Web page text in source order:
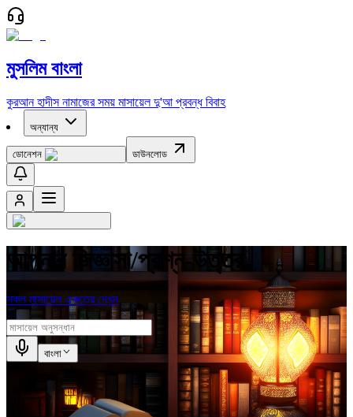
মুসলিম বাংলা
কুরআন হাদীস নামাজের সময় মাসায়েল দু'আ প্রবন্ধ বিবাহ
অন্যান্য
ডোনেশন ডাউনলোড
আপনার জিজ্ঞাসা/প্রশ্ন-উত্তর
সকল মাসায়েল একত্রে দেখুন
বাংলা